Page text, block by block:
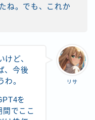
ね。でも、これか
リサ
ど、
、今後
わ。
を
でここ